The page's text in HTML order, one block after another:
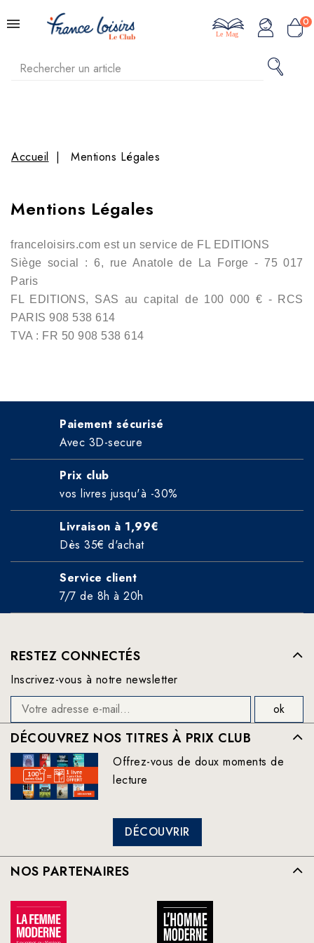
0
Le Mag
Accueil Mentions Légales
Mentions Légales
franceloisirs.com est un service de FL EDITIONS
Siège social : 6, rue Anatole de La Forge - 75 017
Paris
FL EDITIONS, SAS au capital de 100 000 € - RCS
PARIS 908 538 614
TVA : FR 50 908 538 614
Paiement sécurisé
Avec 3D-secure
Prix club
vos livres jusqu'à -30%
Livraison à 1,99€
Dès 35€ d'achat
Service client
7/7 de 8h à 20h
RESTEZ CONNECTÉS
Inscrivez-vous à notre newsletter
DÉCOUVREZ NOS TITRES À PRIX CLUB
Offrez-vous de doux moments de
lecture
DÉCOUVRIR
NOS PARTENAIRES